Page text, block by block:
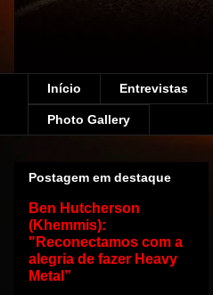
Início Entrevistas
Photo Gallery
Postagem em destaque
Ben Hutcherson
(Khemmis):
"Reconectamos com a
alegria de fazer Heavy
Metal”